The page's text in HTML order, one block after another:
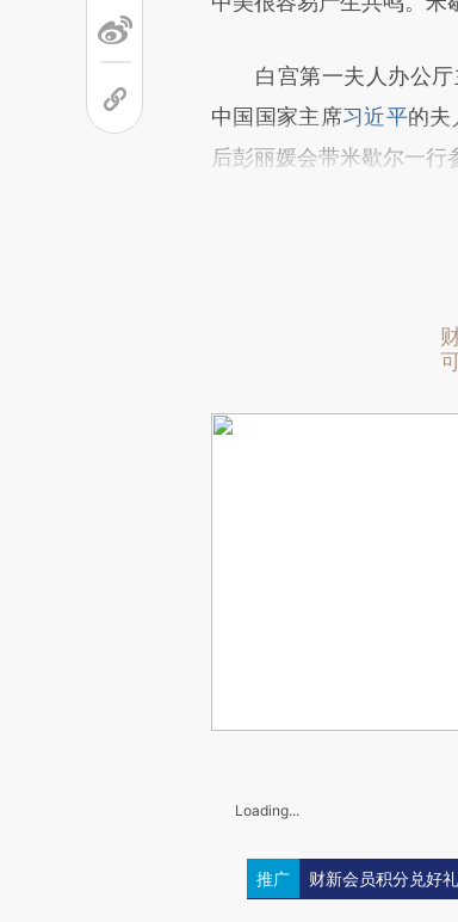
白宫第一夫人办公厅
中国国家主席习近平的夫
后彭丽媛会带米歇尔一行
Loading...
推广 财新会员积分兑好礼